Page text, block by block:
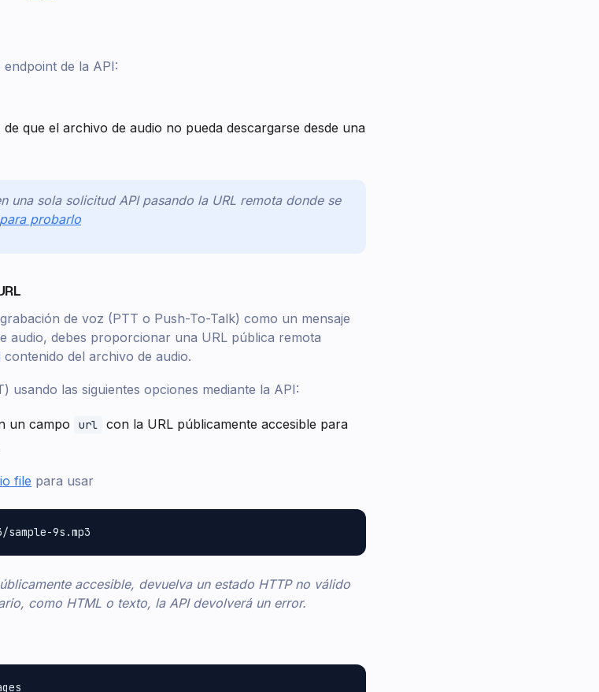
de la API:
que el archivo de audio no pueda descargarse desde una
una sola solicitud API pasando la URL remota donde se
probarlo
de voz (PTT o Push-To-Talk) como un mensaje
audio, debes proporcionar una URL pública remota
del archivo de audio.
usando las siguientes opciones mediante la API:
un campo url
con la URL públicamente accesible para
file para usar
accesible, devuelva un estado HTTP no válido
como HTML o texto, la API devolverá un error.